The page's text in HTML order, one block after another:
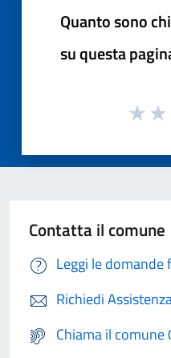
Quanto sono
su questa
Contatta il comune
Leggi le domande
Richiedi
Chiama il comune